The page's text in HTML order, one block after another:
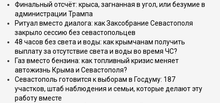
Финальный отсчёт: крыса, загнанная в угол, или безумие в
администрации Трампа
Ритуал вместо диалога: как Заксобрание Севастополя
закрыло сессию без севастопольцев
48 часов без света и воды: как крымчанам получить
выплату за отсутствие света и воды во время ЧС?
Газ вместо бензина: как топливный кризис меняет
автожизнь Крыма и Севастополя?
Севастополь готовится к выборам в Госдуму: 187
участков, штаб наблюдения и семьи, которые делают эту
работу вместе